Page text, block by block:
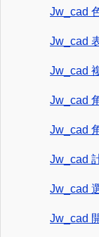
Jw_cad
Jw_cad
Jw_cad
Jw_cad
Jw_cad
Jw_cad
Jw_cad
Jw_cad